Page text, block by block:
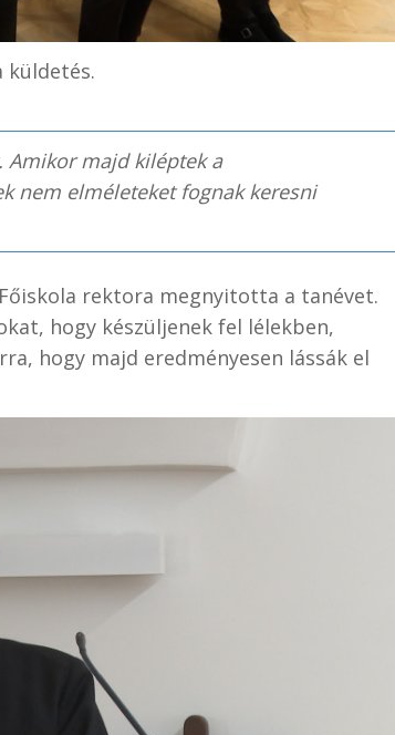
küldetés.
Amikor majd kiléptek a
nem elméleteket fognak keresni
rektora megnyitotta a tanévet.
hogy készüljenek fel lélekben,
hogy majd eredményesen lássák el